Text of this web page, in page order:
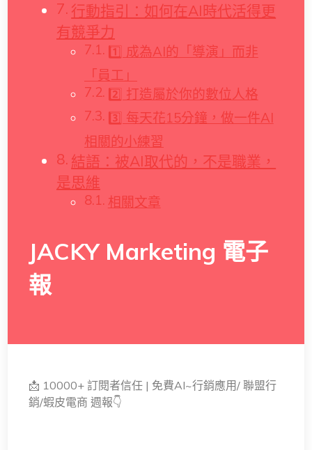
行動指引：如何在AI時代活得更
有競爭力
1️⃣ 成為AI的「導演」而非
「員工」
2️⃣ 打造屬於你的數位人格
3️⃣ 每天花15分鐘，做一件AI
相關的小練習
結語：被AI取代的，不是職業，
是思維
相關文章
JACKY Marketing 電子
報
📩 10000+ 訂閱者信任 | 免費AI~行銷應用/ 聯盟行
銷/蝦皮電商 週報👇